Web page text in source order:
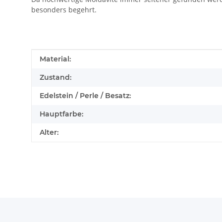
besonders begehrt.
Produkteigenschaft
Wert
Material:
Zustand:
Edelstein / Perle / Besatz:
Hauptfarbe:
Alter: